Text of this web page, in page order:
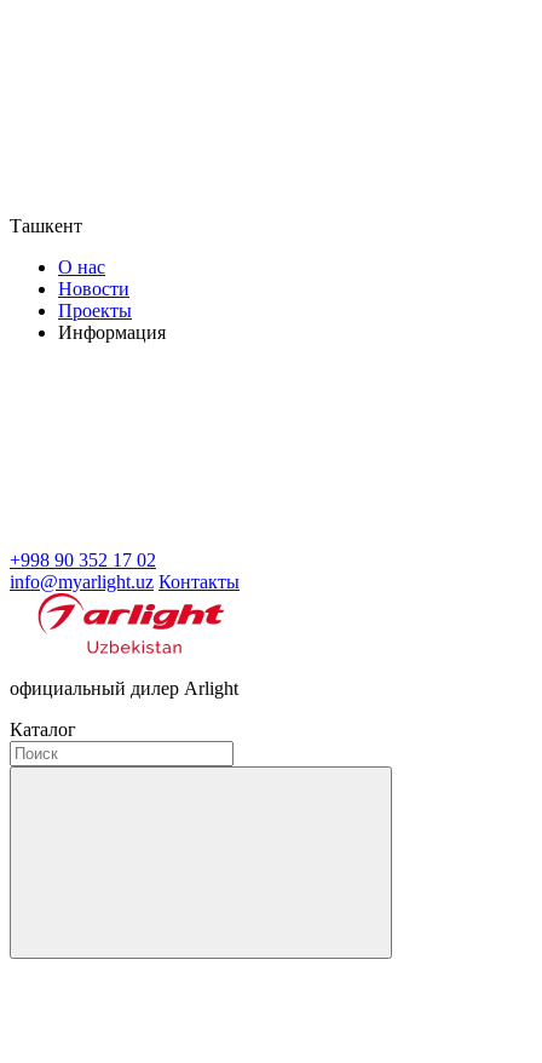
Ташкент
О нас
Новости
Проекты
Информация
+998 90 352 17 02
info@myarlight.uz Контакты
официальный дилер Arlight
Каталог